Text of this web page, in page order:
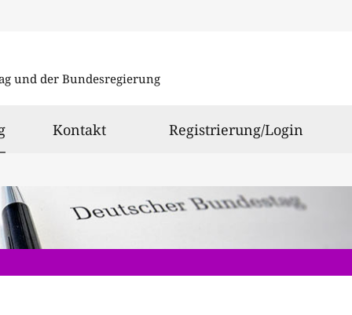
und der Bundesregierung
ausgewählt
Kontakt Registrierung/Login